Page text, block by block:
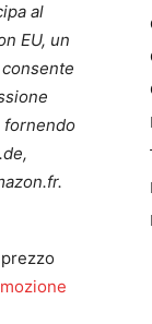
al
EU, un
fornendo